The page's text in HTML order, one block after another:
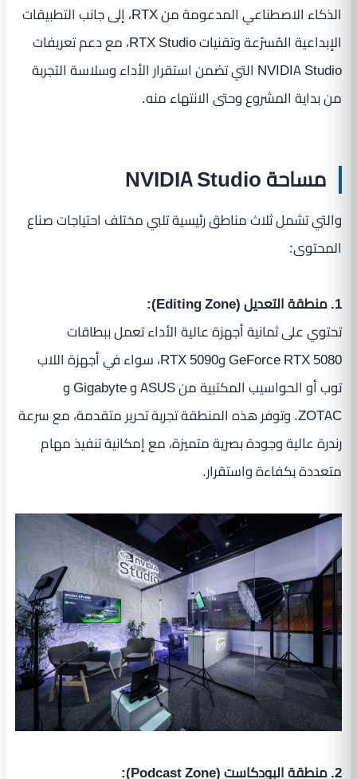
الذكاء الاصطناعي المدعومة من RTX، إلى جانب التطبيقات
الإبداعية المُسرّعة وتقنيات RTX Studio، مع دعم تعريفات
NVIDIA Studio التي تضمن استقرار الأداء وسلاسة التجربة
من بداية المشروع وحتى الانتهاء منه.
مساحة NVIDIA Studio
والتي تشمل ثلاث مناطق رئيسية تلبي مختلف احتياجات صناع
المحتوى:
1. منطقة التعديل (Editing Zone):
تحتوي على ثمانية أجهزة عالية الأداء تعمل ببطاقات
GeForce RTX 5080 وRTX 5090، سواء في أجهزة اللاب
توب أو الحواسيب المكتبية من ASUS و Gigabyte و
ZOTAC. وتوفر هذه المنطقة تجربة تحرير متقدمة، مع سرعة
رندرة عالية وجودة بصرية متميزة، مع إمكانية تنفيذ مهام
متعددة بكفاءة واستقرار.
2. منطقة البودكاست (Podcast Zone):